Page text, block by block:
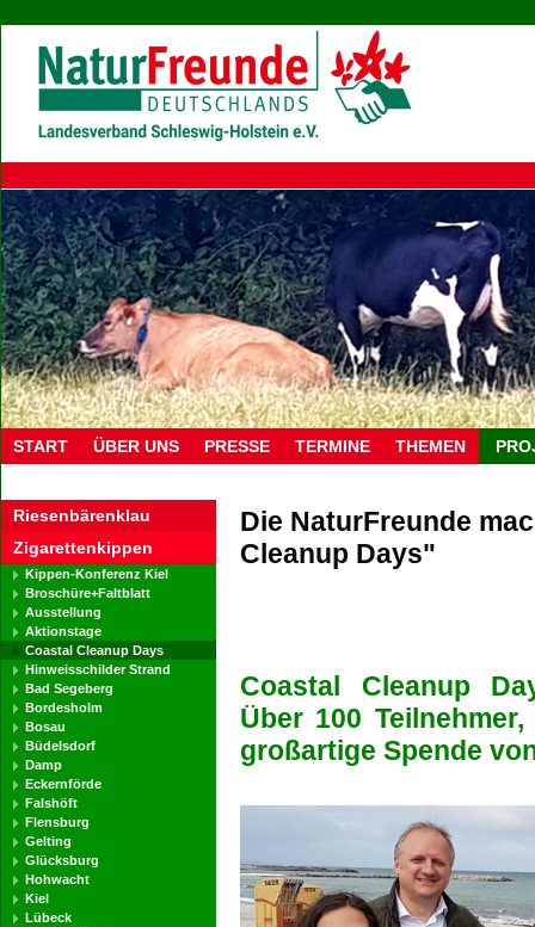
START ÜBER UNS PRESSE TERMINE THEMEN
Riesenbärenklau
Zigarettenkippen
Kippen-Konferenz Kiel
Broschüre+Faltblatt
Ausstellung
Aktionstage
Coastal Cleanup Days
Hinweisschilder Strand
Bad Segeberg
Bordesholm
Bosau
Büdelsdorf
Damp
Eckernförde
Falshöft
Flensburg
Gelting
Glücksburg
Hohwacht
Kiel
Lübeck
Die NaturFreunde
Cleanup Days"
Coastal Cleanup
Über 100
großartige Spende